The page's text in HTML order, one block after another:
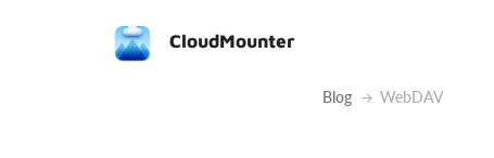
CloudMounter
Blog WebDAV